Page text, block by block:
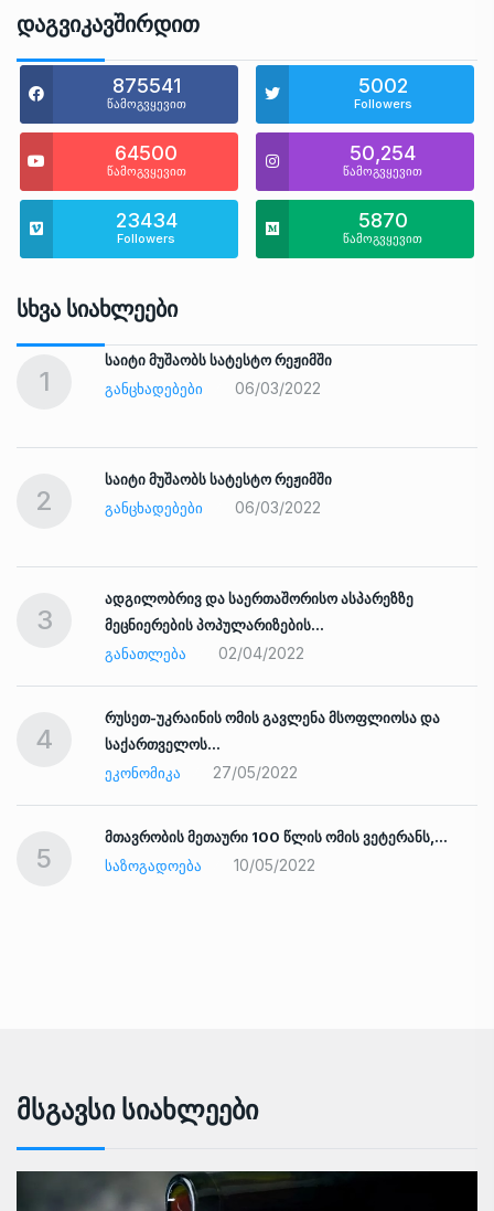
Დაგვიკავშირდით
875541
წამოგვყევით
5002
Followers
64500
წამოგვყევით
50,254
წამოგვყევით
23434
Followers
5870
წამოგვყევით
Სხვა Სიახლეები
1
საიტი მუშაობს სატესტო რეჟიმში
ᲒᲐᲜᲪᲮᲐᲓᲔᲑᲔᲑᲘ
06/03/2022
2
საიტი მუშაობს სატესტო რეჟიმში
ᲒᲐᲜᲪᲮᲐᲓᲔᲑᲔᲑᲘ
06/03/2022
3
ადგილობრივ და საერთაშორისო ასპარეზზე
მეცნიერების პოპულარიზების…
ᲒᲐᲜᲐᲗᲚᲔᲑᲐ
02/04/2022
4
რუსეთ-უკრაინის ომის გავლენა მსოფლიოსა და
საქართველოს…
ᲔᲙᲝᲜᲝᲛᲘᲙᲐ
27/05/2022
5
მთავრობის მეთაური 100 წლის ომის ვეტერანს,…
ᲡᲐᲖᲝᲒᲐᲓᲝᲔᲑᲐ
10/05/2022
Მსგავსი Სიახლეები